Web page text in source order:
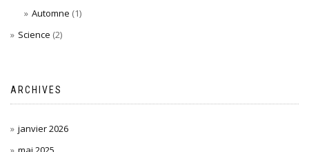
Automne (1)
Science (2)
ARCHIVES
janvier 2026